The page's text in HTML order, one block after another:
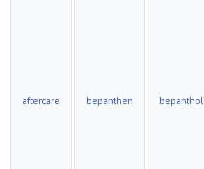
aftercare bepanthen bepanthol